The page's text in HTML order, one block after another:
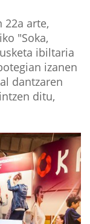
22a arte,
"Soka,
ibiltaria
izanen
dantzaren
ditu,